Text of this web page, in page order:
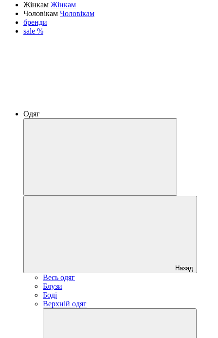
Жінкам Жінкам
Чоловікам Чоловікам
бренди
sale %
Одяг
Назад
Весь одяг
Блузи
Боді
Верхній одяг